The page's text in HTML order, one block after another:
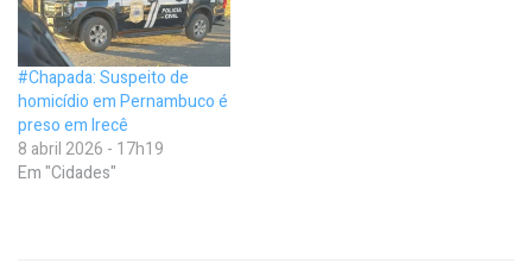
#Chapada: Suspeito de
homicídio em Pernambuco é
preso em Irecê
8 abril 2026 - 17h19
Em "Cidades"